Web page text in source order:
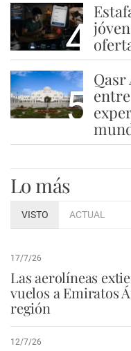
4
5
Qasr
Lo más
VISTO ACTUAL
17/7/26
Las aerolíneas
vuelos a Emiratos
región
12/7/26